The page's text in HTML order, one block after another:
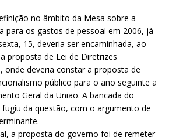
no âmbito da Mesa sobre a
para os gastos de pessoal em 2006, já
15, deveria ser encaminhada, ao
proposta de Lei de Diretrizes
onde deveria constar a proposta de
público para o ano seguinte a
Geral da União. A bancada do
da questão, com o argumento de
a proposta do governo foi de remeter